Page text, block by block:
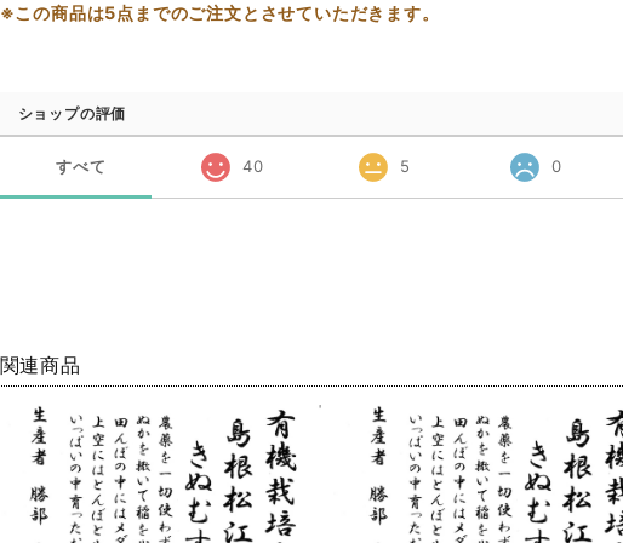
※この商品は5点までのご注文とさせていただきます。
ショップの評価
すべて 40 5 0
関連商品